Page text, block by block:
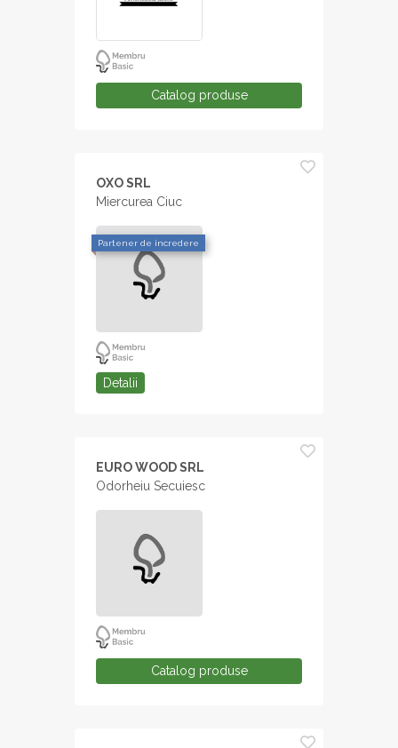
Catalog produse
OXO SRL
Miercurea Ciuc
Partener de incredere
Detalii
EURO WOOD SRL
Odorheiu Secuiesc
Catalog produse